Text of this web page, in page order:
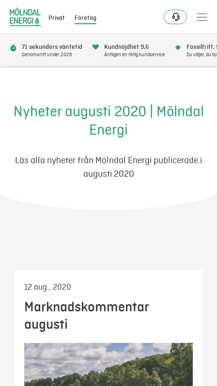
Privat Företag
Fjärrvärme & kyla
Energitjänster
71 sekunders väntetid
Genomsnitt under 2025
Kundnöjdhet 9,6
Äntligen en riktig kundservice
Fossilfritt,
Du väljer, du
Nyheter augusti 2020 | Mölndal
Energi
Läs alla nyheter från Mölndal Energi publicerade i
augusti 2020
12 aug., 2020
Marknadskommentar
augusti